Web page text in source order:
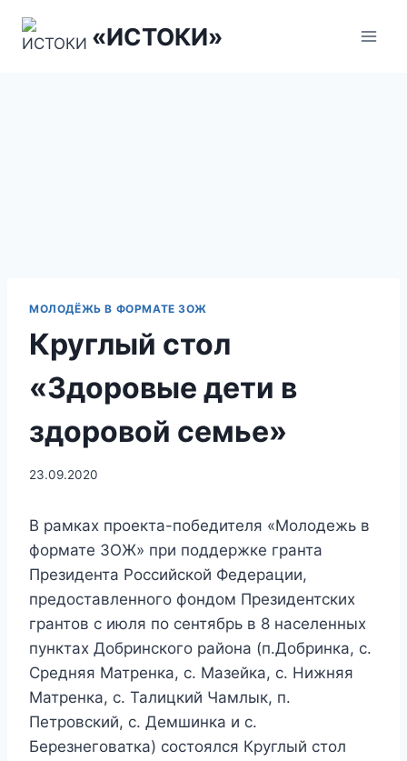
«ИСТОКИ»
МОЛОДЁЖЬ В ФОРМАТЕ ЗОЖ
Круглый стол
«Здоровые дети в
здоровой семье»
23.09.2020
В рамках проекта-победителя «Молодежь в
формате ЗОЖ» при поддержке гранта
Президента Российской Федерации,
предоставленного фондом Президентских
грантов с июля по сентябрь в 8 населенных
пунктах Добринского района (п.Добринка, с.
Средняя Матренка, с. Мазейка, с. Нижняя
Матренка, с. Талицкий Чамлык, п.
Петровский, с. Демшинка и с.
Березнеговатка) состоялся Круглый стол